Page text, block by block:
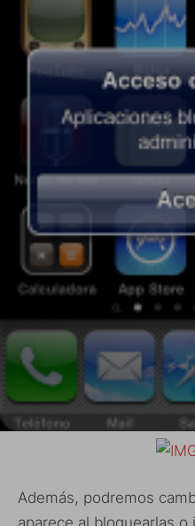
Además, podremos
aparece al bloquearlas